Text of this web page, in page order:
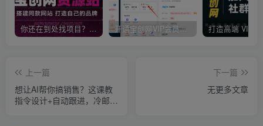
你还在到处找项目？还在当韭菜？我靠卖项目一个月收入5万+，曾经我也是个失败者。 开通宝创网VIP会员，尊享全站资源免费下载，享70%的推广提成！！【限时五折优惠】
上一篇
想让AI帮你搞销售？这课教
指令设计+自动跟进，冷邮件
下一篇
无更多文章